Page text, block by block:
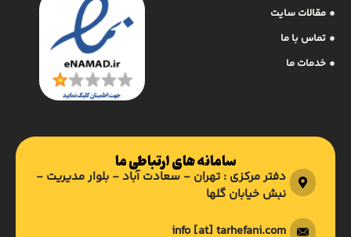
مقالات سایت
تماس با ما
خدمات ما
سامانه های ارتباطی ما
دفتر مرکزی : تهران - سعادت آباد - بلوار مدیریت -
نبش خیابان گلها
info [at] tarhefani.com